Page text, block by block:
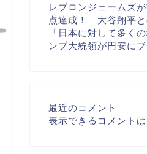
レブロンジェームズ
点達成！ 大谷翔平と
「日本に対して多く
ンプ大統領が円安に
最近のコメント
表示できるコメントは